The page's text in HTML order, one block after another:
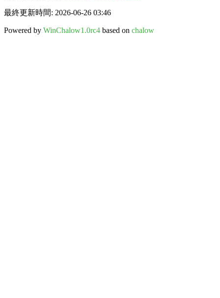
最終更新時間: 2026-06-26 03:46
Powered by WinChalow1.0rc4 based on chalow